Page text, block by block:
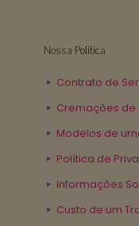
Nossa Politica
Contrato de
Cremações de
Modelos de
Política de
Informações
Custo de um